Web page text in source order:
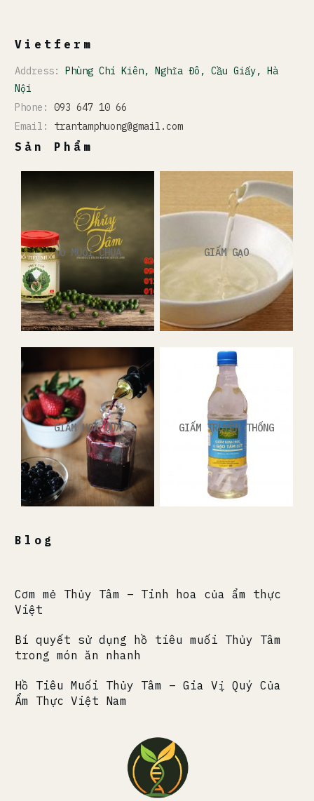
Vietferm
Address: Phùng Chí Kiên, Nghĩa Đô, Cầu Giấy, Hà
Nội
Phone: 093 647 10 66
Email: trantamphuong@gmail.com
Sản Phẩm
ĐỒ MUỐI CHUA GIẤM GẠO
GIẤM HOA QUẢ GIẤM TRUYỀN THỐNG
Blog
Cơm mẻ Thủy Tâm – Tinh hoa của ẩm thực
Việt
Bí quyết sử dụng hồ tiêu muối Thủy Tâm
trong món ăn nhanh
Hồ Tiêu Muối Thủy Tâm – Gia Vị Quý Của
Ẩm Thực Việt Nam